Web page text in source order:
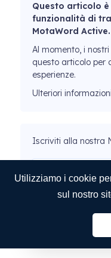
Utilizziamo i cookie
sul nostro
Questo articolo
funzionalità di
MotaWord Active.
Al momento, i
questo articolo per
esperienze.
Ulteriori
Iscriviti alla nostra
Italiano